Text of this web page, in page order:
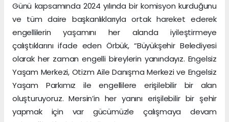
Günü kapsamında 2024 yılında bir komisyon kurduğunu
ve tüm daire başkanlıklarıyla ortak hareket ederek
engellilerin yaşamını her alanda iyileştirmeye
çalıştıklarını ifade eden Örbük, “Büyükşehir Belediyesi
olarak her zaman engelli bireylerin yanındayız. Engelsiz
Yaşam Merkezi, Otizm Aile Danışma Merkezi ve Engelsiz
Yaşam Parkımız ile engellilere erişilebilir bir alan
oluşturuyoruz. Mersin’in her yanını erişilebilir bir şehir
yapmak için var gücümüzle çalışmaya devam